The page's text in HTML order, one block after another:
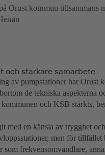
Orust kommun tillsammans
och starkare samarbete
av pumpstationer har
de tekniska aspekterna
kommunen och KSB stärkts,
med en känsla av trygghet
men för
som frekvensomvandlare,